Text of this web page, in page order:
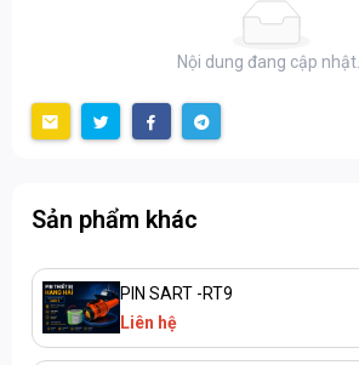
Nội dung đang cập nhật...
Sản phẩm khác
PIN SART -RT9
Liên hệ